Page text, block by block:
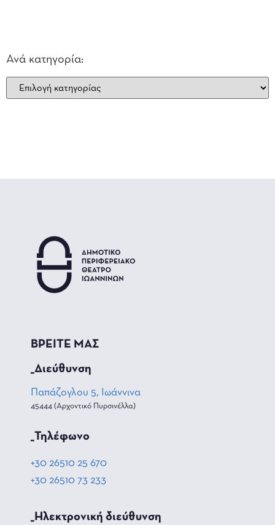
Ανά κατηγορία:
ΒΡΕΙΤΕ ΜΑΣ
_Διεύθυνση
Παπάζογλου 5, Ιωάννινα
45444 (Αρχοντικό Πυρσινέλλα)
_Τηλέφωνο
+30 26510 25 670
+30 26510 73 233
_Hλεκτρονική διεύθυνση